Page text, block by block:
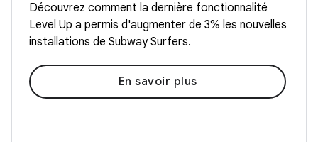
Découvrez comment la dernière fonctionnalité
Level Up a permis d'augmenter de 3% les nouvelles
installations de Subway Surfers.
En savoir plus